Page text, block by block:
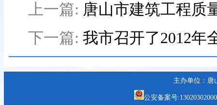
上一篇: 唐山市建筑工程质
下一篇: 我市召开了2012年
主办单位：唐
公安备案号